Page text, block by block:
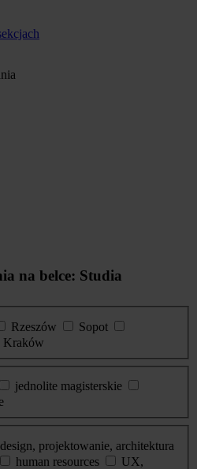
na belce: Studia
Rzeszów
Sopot
Kraków
jednolite magisterskie
design, projektowanie, architektura
human resources
UX,